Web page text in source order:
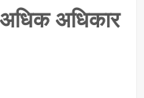
अधिक अधिकार